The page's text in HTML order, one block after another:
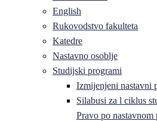
English
Rukovodstvo fakulteta
Katedre
Nastavno osoblje
Studijski programi
Izmijenjeni nastavni
Silabusi za l ciklus
Pravo po